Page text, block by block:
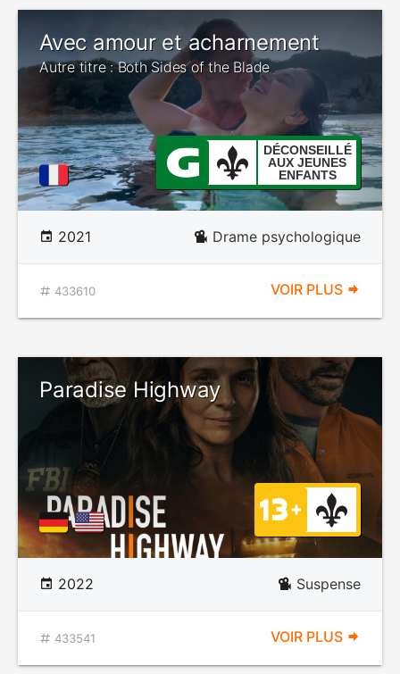
Avec amour et acharnement
Autre titre : Both Sides of the Blade
DÉCONSEILLÉ
AUX JEUNES
ENFANTS
2021 Drame psychologique
433610 VOIR PLUS
Paradise Highway
2022 Suspense
433541 VOIR PLUS